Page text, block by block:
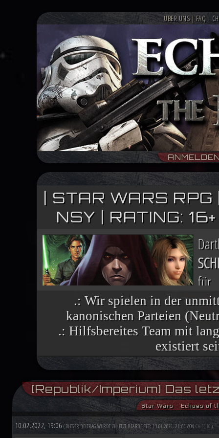
ÜBER UNS| FAQ|
| STAR WARS
NSY | RATING:
für
finsteren Helfers verbreiten sich
vielen Welten, die einst dem
Im Lichte ihres Sieges ruft die
aufständische Welten nutzen die
Demokratiebewegung an. Während
.: Wir spielen in der
kanonischen Parteien
.: Hilfsbereites Team mit
existiert
[Republik/Imperium] Das
Star Wars - Echoes of
10.02.2022, 19:06 (DIESER BEITRAG WURDE ZULETZT BEARBEITET: 13.01.2025, 21:03 VON CA-5510.)